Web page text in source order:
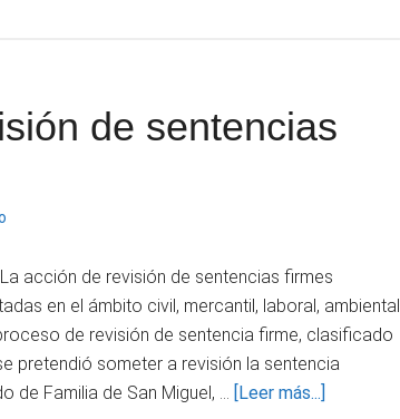
la
investigación
de sentencias
acción de revisión de sentencias firmes
en el ámbito civil, mercantil, laboral, ambiental
de revisión de sentencia firme, clasificado
pretendió someter a revisión la sentencia
de Familia de San Miguel, …
[Leer más...]